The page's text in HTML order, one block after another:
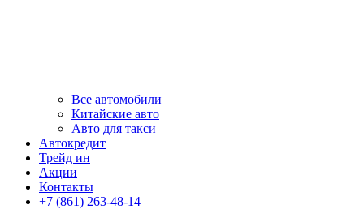
Все автомобили
Китайские авто
Авто для такси
Автокредит
Трейд ин
Акции
Контакты
+7 (861) 263-48-14